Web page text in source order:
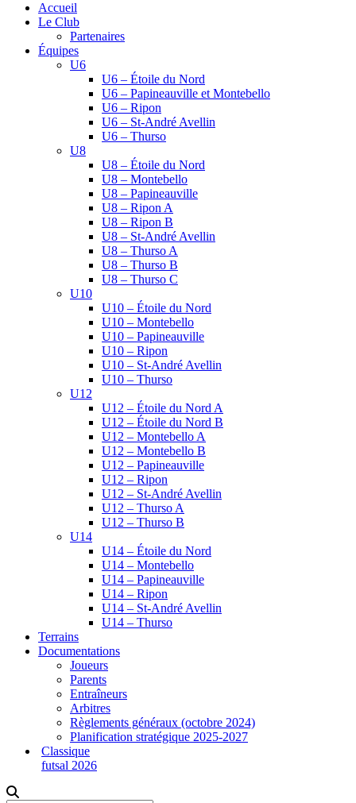
Accueil
Le Club
Partenaires
Équipes
U6
U6 – Étoile du Nord
U6 – Papineauville et Montebello
U6 – Ripon
U6 – St-André Avellin
U6 – Thurso
U8
U8 – Étoile du Nord
U8 – Montebello
U8 – Papineauville
U8 – Ripon A
U8 – Ripon B
U8 – St-André Avellin
U8 – Thurso A
U8 – Thurso B
U8 – Thurso C
U10
U10 – Étoile du Nord
U10 – Montebello
U10 – Papineauville
U10 – Ripon
U10 – St-André Avellin
U10 – Thurso
U12
U12 – Étoile du Nord A
U12 – Étoile du Nord B
U12 – Montebello A
U12 – Montebello B
U12 – Papineauville
U12 – Ripon
U12 – St-André Avellin
U12 – Thurso A
U12 – Thurso B
U14
U14 – Étoile du Nord
U14 – Montebello
U14 – Papineauville
U14 – Ripon
U14 – St-André Avellin
U14 – Thurso
Terrains
Documentations
Joueurs
Parents
Entraîneurs
Arbitres
Règlements généraux (octobre 2024)
Planification stratégique 2025-2027
Classique
futsal 2026